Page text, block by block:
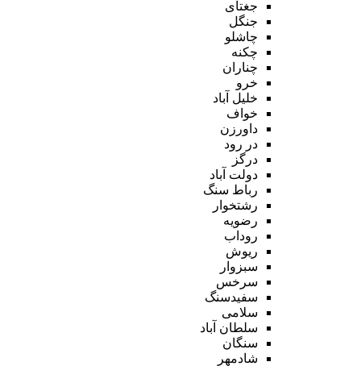
جغتای
جنگل
چاشلو
چکنه
چناران
خرو
خلیل آباد
خواف
داورزن
در رود
درگز
دولت آباد
رباط سنگ
رشتخوار
رضویه
روداب
ریوش
سبزوار
سرخس
سفیدسنگ
سلامی
سلطان آباد
سنگان
شادمهر